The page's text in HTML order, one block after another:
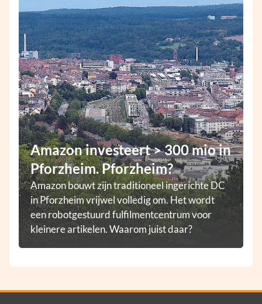
Amazon investeert > 300 mio in
Pforzheim. Pforzheim?
Amazon bouwt zijn traditioneel ingerichte DC
in Pforzheim vrijwel volledig om. Het wordt
een robotgestuurd fulfilmentcentrum voor
kleinere artikelen. Waarom juist daar?